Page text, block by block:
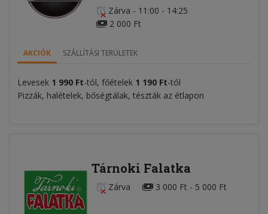
Zárva - 11:00 - 14:25
2 000 Ft
AKCIÓK SZÁLLÍTÁSI TERÜLETEK
Levesek 1 990 Ft-tól, főételek 1 190 Ft-tól
Pizzák, halételek, bőségtálak, tészták az étlapon
Tárnoki Falatka
Zárva 3 000 Ft - 5 000 Ft